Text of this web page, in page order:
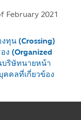
February 2021
ทุน (Crossing)
ง (Organized
บริษัทนายหน้า
คคลที่เกี่ยวข้อง